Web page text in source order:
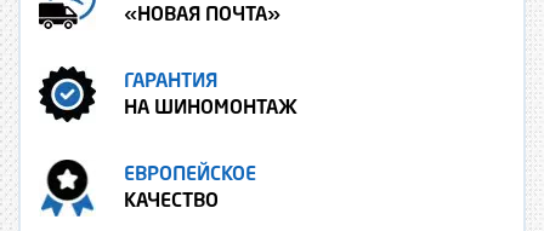
«НОВАЯ ПОЧТА»
ГАРАНТИЯ
НА ШИНОМОНТАЖ
ЕВРОПЕЙСКОЕ
КАЧЕСТВО